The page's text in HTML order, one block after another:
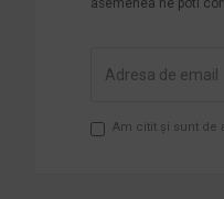
Am citit şi sunt de